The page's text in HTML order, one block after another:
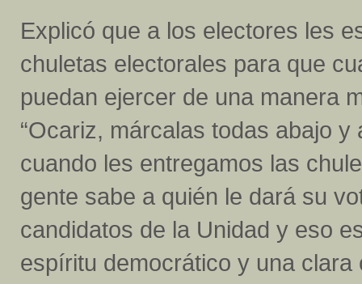
Explicó que a los electores les
chuletas electorales para que
puedan ejercer de una manera
“Ocariz, márcalas todas abajo
cuando les entregamos las
gente sabe a quién le dará su
candidatos de la Unidad y eso
espíritu democrático y una clara